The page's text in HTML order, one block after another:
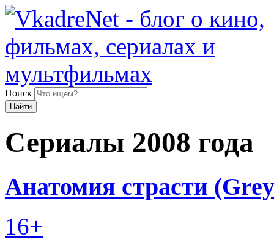
Поиск
Найти
Сериалы 2008 года
Анатомия страсти
16+